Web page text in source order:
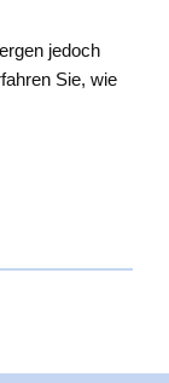
jedoch
Sie, wie